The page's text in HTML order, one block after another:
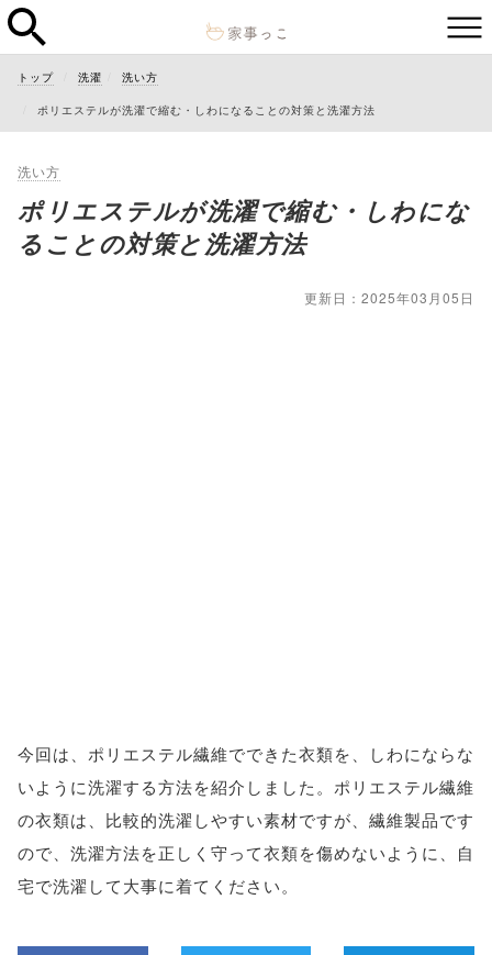
トップ 洗濯 洗い方
ポリエステルが洗濯で縮む・しわになることの対策と洗濯方法
洗い方
ポリエステルが洗濯で縮む・しわにな
ることの対策と洗濯方法
更新日：2025年03月05日
今回は、ポリエステル繊維でできた衣類を、しわにならな
いように洗濯する方法を紹介しました。ポリエステル繊維
の衣類は、比較的洗濯しやすい素材ですが、繊維製品です
ので、洗濯方法を正しく守って衣類を傷めないように、自
宅で洗濯して大事に着てください。